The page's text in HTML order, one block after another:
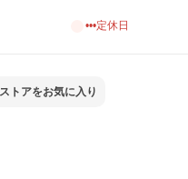
•••定休日
ストアをお気に入り